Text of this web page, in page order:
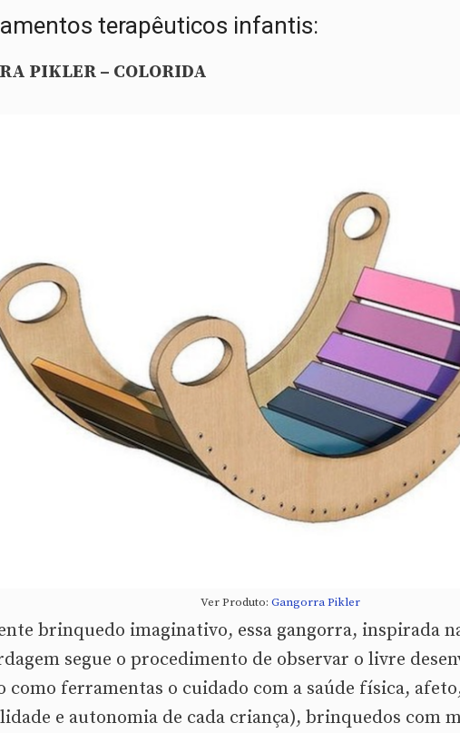
terapêuticos infantis:
PIKLER – COLORIDA
Ver Produto: Gangorra Pikler
brinquedo imaginativo, essa gangorra, inspirada
segue o procedimento de observar o livre
como ferramentas o cuidado com a saúde física,
e autonomia de cada criança), brinquedos com